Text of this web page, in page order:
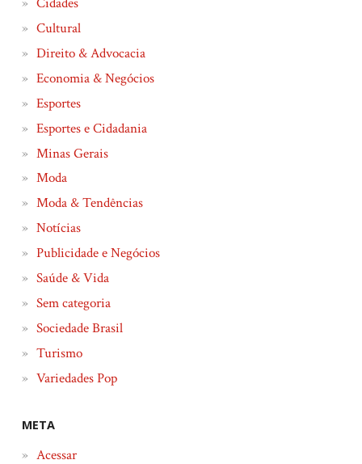
Cultural
Direito & Advocacia
Economia & Negócios
Esportes
Esportes e Cidadania
Minas Gerais
Moda
Moda & Tendências
Notícias
Publicidade e Negócios
Saúde & Vida
Sem categoria
Sociedade Brasil
Turismo
Variedades Pop
META
Acessar